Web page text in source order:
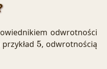
odwrotności
5, odwrotnością